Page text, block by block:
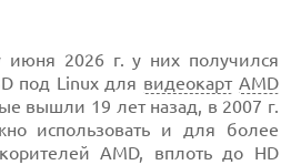
июня 2026 г. у них получился
под Linux для видеокарт AMD
вышли 19 лет назад, в 2007 г.
использовать и для более
AMD, вплоть до HD